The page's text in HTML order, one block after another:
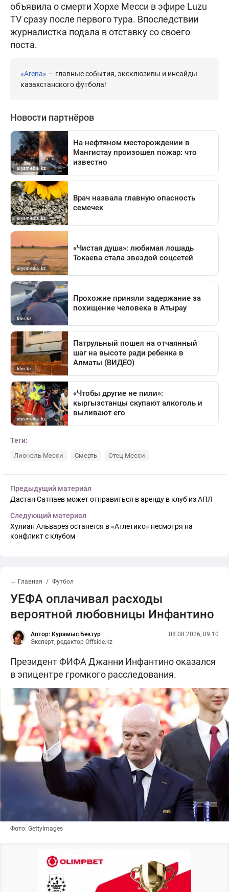
объявила о смерти Хорхе Месси в эфире Luzu
TV сразу после первого тура. Впоследствии
журналистка подала в отставку со своего
поста.
«Arena» — главные события, эксклюзивы и инсайды
казахстанского футбола!
Теги:
Лионель Месси Смерть Отец Месси
Предыдущий материал
Дастан Сатпаев может отправиться в аренду в клуб из АПЛ
Следующий материал
Хулиан Альварез останется в «Атлетико» несмотря на
конфликт с клубом
← Главная Футбол
УЕФА оплачивал расходы
вероятной любовницы Инфантино
Автор: Курамыс Бектур
Эксперт, редактор Offside.kz
08.08.2026, 09:10
Президент ФИФА Джанни Инфантино оказался
в эпицентре громкого расследования.
Фото: GettyImages